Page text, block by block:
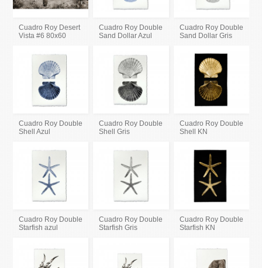
Cuadro Roy Desert
Vista #6 80x60
Cuadro Roy Double
Sand Dollar Azul
Cuadro Roy Double
Sand Dollar Gris
Cuadro Roy Double
Shell Azul
Cuadro Roy Double
Shell Gris
Cuadro Roy Double
Shell KN
Cuadro Roy Double
Starfish azul
Cuadro Roy Double
Starfish Gris
Cuadro Roy Double
Starfish KN